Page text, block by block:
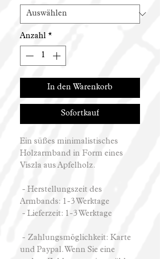
Anzahl *
In den Warenkorb
Sofortkauf
Ein süßes minimalistisches
Holzarmband in Form eines
Viszla aus Apfelholz.
- Herstellungszeit des
Armbands: 1-3 Werktage
- Lieferzeit: 1-3 Werktage
- Zahlungsmöglichkeit: Karte
und Paypal. Wenn Sie eine